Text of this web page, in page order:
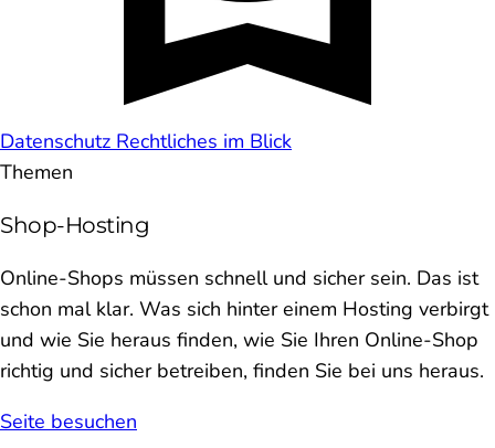
Datenschutz Rechtliches im Blick
Themen
Shop-Hosting
Online-Shops müssen schnell und sicher sein. Das ist
schon mal klar. Was sich hinter einem Hosting verbirgt
und wie Sie heraus finden, wie Sie Ihren Online-Shop
richtig und sicher betreiben, finden Sie bei uns heraus.
Seite besuchen